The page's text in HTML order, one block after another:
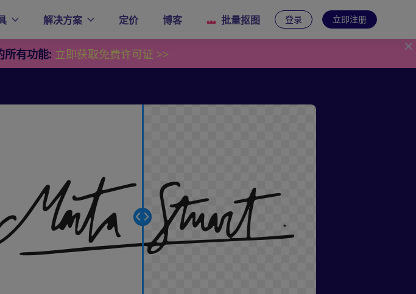
解决方案 定价 博客 批量抠图 登录 立即注册
所有功能: 立即获取免费许可证 >>